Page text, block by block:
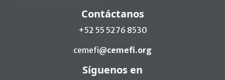
Contáctanos
+52 55 5276 8530
cemefi@cemefi.org
Síguenos en